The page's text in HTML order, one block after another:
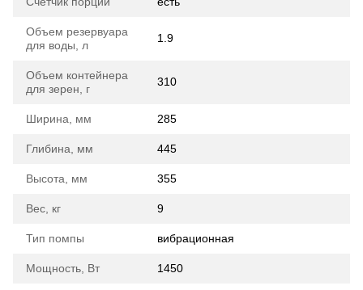
Объем резервуара
для воды, л
1.9
Объем контейнера
для зерен, г
310
Ширина, мм 285
Глибина, мм 445
Высота, мм 355
Вес, кг 9
Тип помпы вибрационная
Мощность, Вт 1450